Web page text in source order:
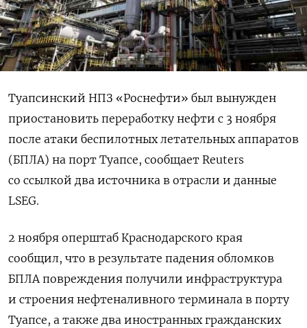
Туапсинский НПЗ «Роснефти» был вынужден
приостановить переработку нефти с 3 ноября
после атаки беспилотных летательных аппаратов
(БПЛА) на порт Туапсе, сообщает Reuters
со ссылкой два источника в отрасли и данные
LSEG.
2 ноября оперштаб Краснодарского края
сообщил, что в результате падения обломков
БПЛА повреждения получили инфраструктура
и строения нефтеналивного терминала в порту
Туапсе, а также два иностранных гражданских